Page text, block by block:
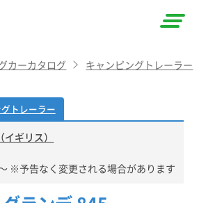
カーカタログ キャンピングトレーラー
トレーラー
ギリス）
※予告なく変更される場合があります